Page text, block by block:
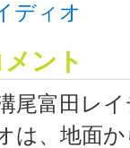
ディオ
ント
尾富田レ
は、地面